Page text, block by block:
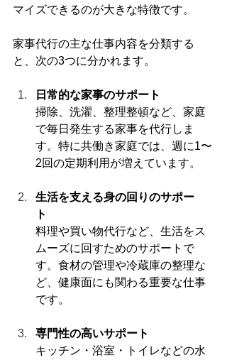
マイズできるのが大きな特徴です。
家事代行の主な仕事内容を分類する
と、次の3つに分かれます。
日常的な家事のサポート
掃除、洗濯、整理整頓など、家庭
で毎日発生する家事を代行しま
す。特に共働き家庭では、週に1〜
2回の定期利用が増えています。
生活を支える身の回りのサポー
ト
料理や買い物代行など、生活をス
ムーズに回すためのサポートで
す。食材の管理や冷蔵庫の整理な
ど、健康面にも関わる重要な仕事
です。
専門性の高いサポート
キッチン・浴室・トイレなどの水